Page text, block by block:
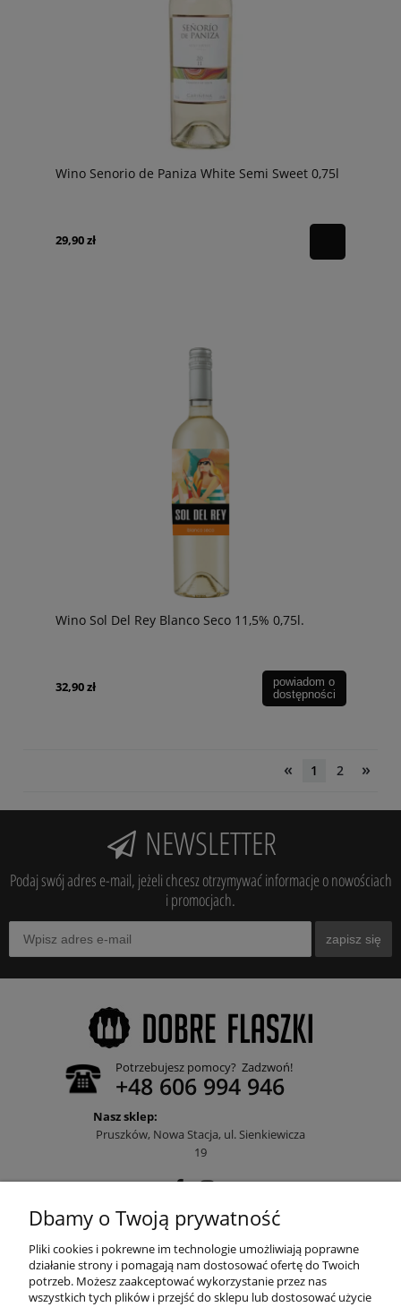
Wino Senorio de Paniza White Semi Sweet 0,75l
29,90 zł
Wino Sol Del Rey Blanco Seco 11,5% 0,75l.
32,90 zł
powiadom o
dostępności
« 1 2 »
NEWSLETTER
Podaj swój adres e-mail, jeżeli chcesz otrzymywać informacje o nowościach
i promocjach.
zapisz się
Potrzebujesz pomocy? Zadzwoń!
+48 606 994 946
Nasz sklep:
Pruszków, Nowa Stacja, ul. Sienkiewicza
19
POMOC
Dbamy o Twoją prywatność
Pliki cookies i pokrewne im technologie umożliwiają poprawne
działanie strony i pomagają nam dostosować ofertę do Twoich
potrzeb. Możesz zaakceptować wykorzystanie przez nas
wszystkich tych plików i przejść do sklepu lub dostosować użycie